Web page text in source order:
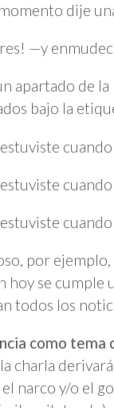
dije
—y
apartado de
bajo la
por
hoy se cumple
todos los
como tema
charla
narco y/o el